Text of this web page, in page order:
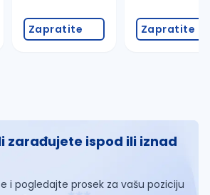
Zapratite Zapratite
zarađujete ispod ili iznad
i pogledajte prosek za vašu poziciju